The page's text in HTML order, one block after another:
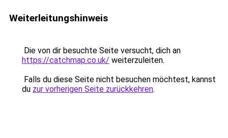
Weiterleitungshinweis
Die von dir besuchte Seite versucht, dich an
https://catchmap.co.uk/ weiterzuleiten.
Falls du diese Seite nicht besuchen möchtest, kannst
du zur vorherigen Seite zurückkehren.